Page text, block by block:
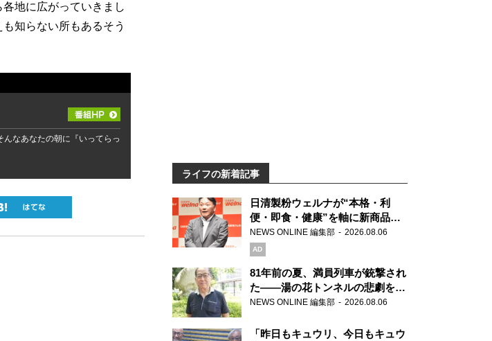
地に広がっていきまし
知らない所もあるそう
なあなたの朝に『いってらっ
ライフの新着記事
日清製粉ウェルナが“本格・利
便・即食・健康”を軸に新商品を
展開 「マ・マー」「青の洞窟」
ブランドを強化
NEWS ONLINE 編集部 2026.08.06
AD
81年前の夏、満員列車が銃撃され
た――湯の花トンネルの悲劇を語
り継ぐ男性
NEWS ONLINE 編集部 2026.08.06
「昨日もキュウリ、今日もキュウ